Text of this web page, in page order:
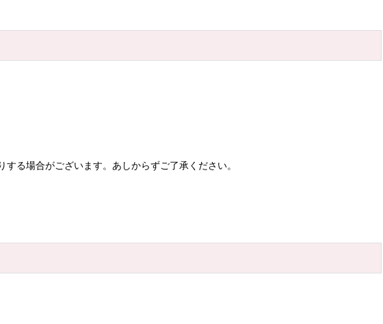
る場合がございます。あしからずご了承ください。